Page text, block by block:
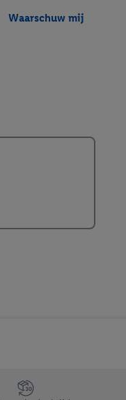
Waarschuw mij